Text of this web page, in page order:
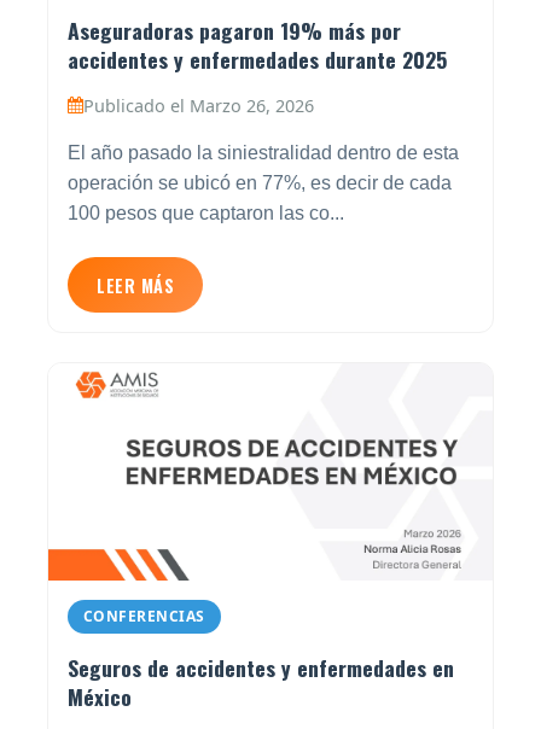
Aseguradoras pagaron 19% más por
accidentes y enfermedades durante 2025
Publicado el Marzo 26, 2026
El año pasado la siniestralidad dentro de esta
operación se ubicó en 77%, es decir de cada
100 pesos que captaron las co...
LEER MÁS
CONFERENCIAS
Seguros de accidentes y enfermedades en
México